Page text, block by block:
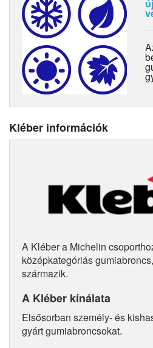
Kléber információk
A Kléber a Michelin
középkategóriás
származik.
A Kléber kínálata
Elsősorban személy- és
gyárt gumiabroncsokat.